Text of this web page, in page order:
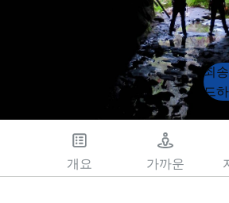
List
List
죄
드
시
개요 가까운